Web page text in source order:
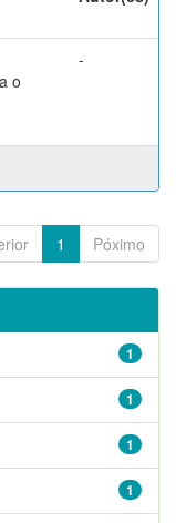
o
-
1 Póximo
1
1
1
1